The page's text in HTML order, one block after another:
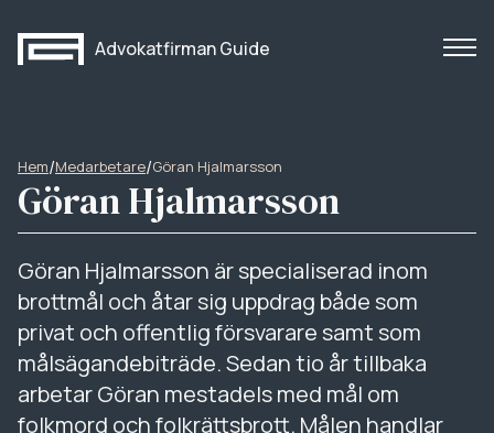
Advokatfirman Guide
Hem/Medarbetare/Göran Hjalmarsson
Göran Hjalmarsson
Göran Hjalmarsson är specialiserad inom
brottmål och åtar sig uppdrag både som
privat och offentlig försvarare samt som
målsägandebiträde. Sedan tio år tillbaka
arbetar Göran mestadels med mål om
folkmord och folkrättsbrott. Målen handlar